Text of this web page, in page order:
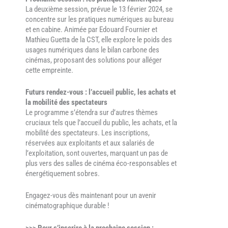
La deuxième session, prévue le 13 février 2024, se
concentre sur les pratiques numériques au bureau
et en cabine. Animée par Edouard Fournier et
Mathieu Guetta de la CST, elle explore le poids des
usages numériques dans le bilan carbone des
cinémas, proposant des solutions pour alléger
cette empreinte.
Futurs rendez-vous : l’accueil public, les achats et
la mobilité des spectateurs
Le programme s’étendra sur d’autres thèmes
cruciaux tels que l’accueil du public, les achats, et la
mobilité des spectateurs. Les inscriptions,
réservées aux exploitants et aux salariés de
l’exploitation, sont ouvertes, marquant un pas de
plus vers des salles de cinéma éco-responsables et
énergétiquement sobres.
Engagez-vous dès maintenant pour un avenir
cinématographique durable !